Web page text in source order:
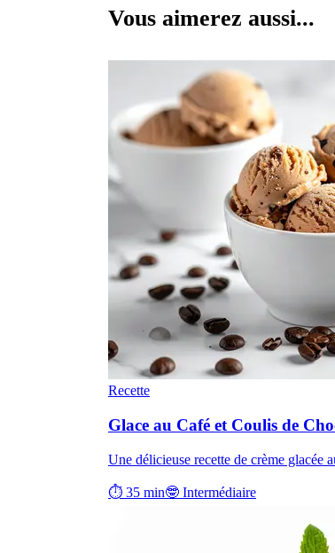
Vous aimerez aussi...
Recette
Glace au Café et Coulis de
Une délicieuse recette de crème glacée
⏱ 35 min🤓 Intermédiaire